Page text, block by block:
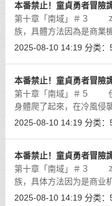
本番禁止！童貞勇者冒險
第十章「南域」＃３ 本
族，具體方法因為是商業
超大的保證，那就是貝蕾
2025-08-10 14:19 分类：
本番禁止！童貞勇者冒險
第十章「南域」＃５ 伊
身體爬了起來，在冷風侵
南域的氏族據點……應該
2025-08-10 14:19 分类：
本番禁止！童貞勇者冒險
第十章「南域」＃３ 本
族，具体方法因为是商业
超大的保证，那就是贝蕾
2025-08-10 14:19 分类：